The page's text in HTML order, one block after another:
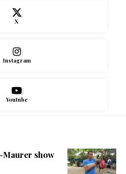
X
Instagram
Youtube
show